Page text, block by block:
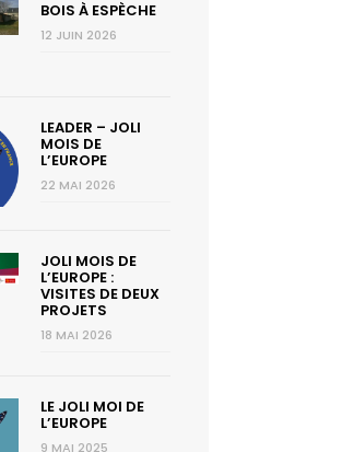
BOIS À ESPÈCHE
12 JUIN 2026
LEADER – JOLI
MOIS DE
L’EUROPE
22 MAI 2026
JOLI MOIS DE
L’EUROPE :
VISITES DE DEUX
PROJETS
18 MAI 2026
LE JOLI MOI DE
L’EUROPE
9 MAI 2025